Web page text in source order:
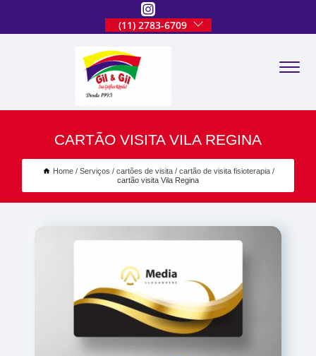
(11) 2783-6709
CARTÃO VISITA VILA REGINA
Home Serviços cartões de visita
cartão de visita fisioterapia
cartão visita Vila Regina